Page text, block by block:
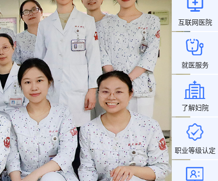
互联网医院
就医服务
了解妇院
职业等级认定